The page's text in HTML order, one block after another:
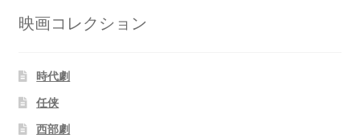
映画コレクション
時代劇
任侠
西部劇